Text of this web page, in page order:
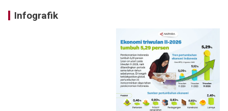
Infografik